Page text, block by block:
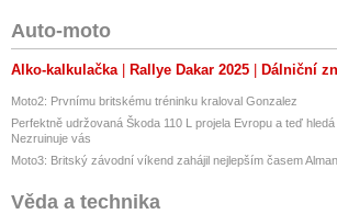
Auto-moto
Alko-kalkulačka Rallye Dakar 2025 Dálniční
Moto2: Prvnímu britskému tréninku kraloval Gonzalez
Perfektně udržovaná Škoda 110 L projela Evropu a teď
Nezruinuje vás
Moto3: Britský závodní víkend zahájil nejlepším časem
Věda a technika